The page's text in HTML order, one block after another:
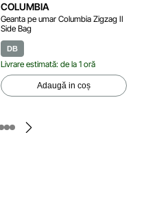
COLUMBIA
Geanta pe umar Columbia Zigzag II
Side Bag
DB
Livrare estimată: de la 1 oră
Adaugă in coș